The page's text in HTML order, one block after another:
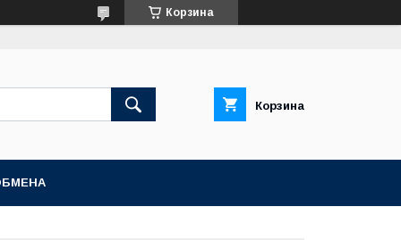
Корзина
Корзина